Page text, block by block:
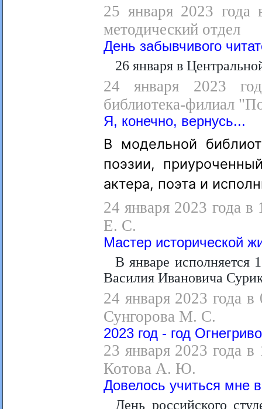
25 января 2023 года
методический отдел
День забывчивого
26 января в
24 января 2023
библиотека-филиал
Я, конечно, вернусь...
В модельной
поэзии,
актера, поэта и
24 января 2023 года
Е. С.
Мастер исторической
В январе исполняется
Василия Ивановича
24 января 2023 года
Сунгорова М. С.
2023 год - год
23 января 2023 года
Котова А. Ю.
Довелось учиться мне
День российского